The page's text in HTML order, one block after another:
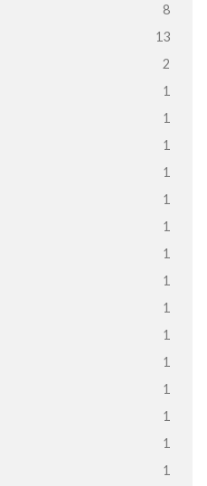
8
13
2
1
1
1
1
1
1
1
1
1
1
1
1
1
1
1